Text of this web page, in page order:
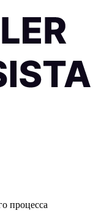
процесса